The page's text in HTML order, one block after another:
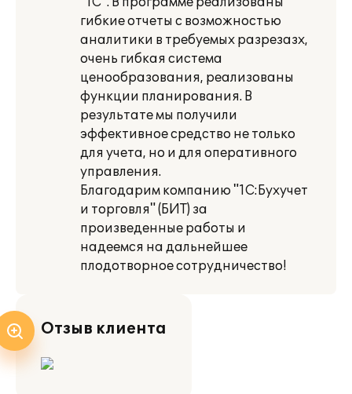
гибкие отчеты с возможностью
аналитики в требуемых разрезазх,
очень гибкая система
ценообразования, реализованы
функции планирования. В
результате мы получили
эффективное средство не только
для учета, но и для оперативного
управления.
Благодарим компанию "1С:Бухучет
и торговля" (БИТ) за
произведенные работы и
надеемся на дальнейшее
плодотворное сотрудничество!
Отзыв клиента